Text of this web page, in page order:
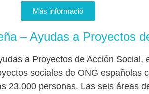
Más informació
– Ayudas a Proyectos
a Proyectos de Acción Social,
sociales de ONG españolas
23.000 personas. Las seis áreas